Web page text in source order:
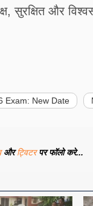
सुरक्षित और
Exam: New Date
औरट्विटरपर फॉलो करे...